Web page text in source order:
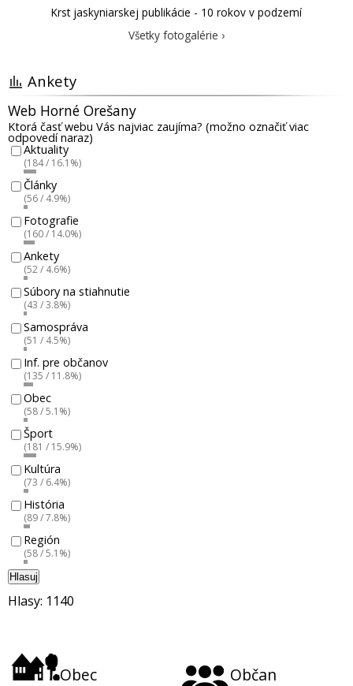
Krst jaskyniarskej publikácie - 10 rokov v podzemí
Všetky fotogalérie ›
Ankety
Web Horné Orešany
Ktorá časť webu Vás najviac zaujíma? (možno označiť viac
odpovedí naraz)
Aktuality
(184 / 16.1%)
Články
(56 / 4.9%)
Fotografie
(160 / 14.0%)
Ankety
(52 / 4.6%)
Súbory na stiahnutie
(43 / 3.8%)
Samospráva
(51 / 4.5%)
Inf. pre občanov
(135 / 11.8%)
Obec
(58 / 5.1%)
Šport
(181 / 15.9%)
Kultúra
(73 / 6.4%)
História
(89 / 7.8%)
Región
(58 / 5.1%)
Hlasuj
Hlasy: 1140
Obec Občan